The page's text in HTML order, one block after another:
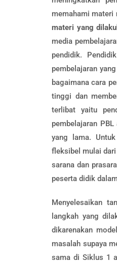
memahami materi
materi yang
media
pendidik.
pembelajaran
bagaimana cara
tinggi dan
terlibat yaitu
pembelajaran
yang lama.
fleksibel mulai dari
sarana dan
peserta didik
Menyelesaikan
langkah yang
dikarenakan
masalah supaya
sama di Siklus 1